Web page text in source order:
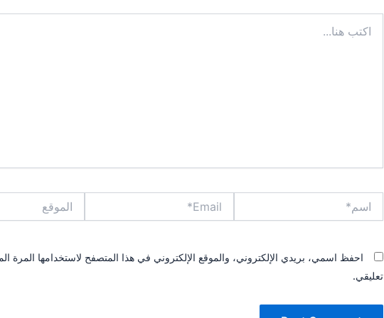
هنا...
احفظ اسمي، بريدي الإلكتروني، والموقع الإلكتروني في هذا المتصفح لاستخدامها المرة
تعليقي.